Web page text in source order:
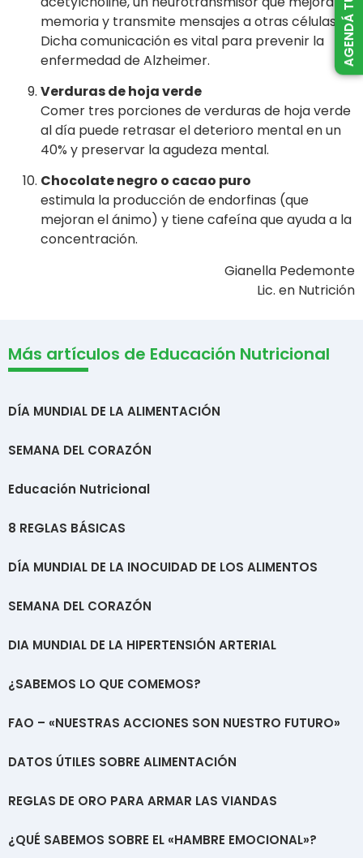
memoria y transmite mensajes a otras células.
Dicha comunicación es vital para prevenir la
enfermedad de Alzheimer.
Verduras de hoja verde
Comer tres porciones de verduras de hoja verde
al día puede retrasar el deterioro mental en un
40% y preservar la agudeza mental.
Chocolate negro o cacao puro
estimula la producción de endorfinas (que
mejoran el ánimo) y tiene cafeína que ayuda a la
concentración.
Gianella Pedemonte
Lic. en Nutrición
Más artículos de Educación Nutricional
DÍA MUNDIAL DE LA ALIMENTACIÓN
SEMANA DEL CORAZÓN
Educación Nutricional
8 REGLAS BÁSICAS
DÍA MUNDIAL DE LA INOCUIDAD DE LOS ALIMENTOS
SEMANA DEL CORAZÓN
DIA MUNDIAL DE LA HIPERTENSIÓN ARTERIAL
¿SABEMOS LO QUE COMEMOS?
FAO – «NUESTRAS ACCIONES SON NUESTRO FUTURO»
DATOS ÚTILES SOBRE ALIMENTACIÓN
REGLAS DE ORO PARA ARMAR LAS VIANDAS
¿QUÉ SABEMOS SOBRE EL «HAMBRE EMOCIONAL»?